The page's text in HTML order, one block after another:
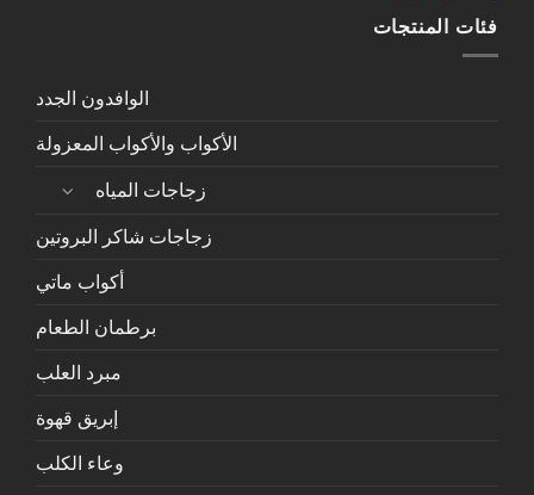
فئات المنتجات
الوافدون الجدد
الأكواب والأكواب المعزولة
زجاجات المياه
زجاجات شاكر البروتين
أكواب ماتي
برطمان الطعام
مبرد العلب
إبريق قهوة
وعاء الكلب